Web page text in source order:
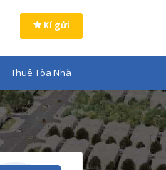
Kí gửi
Thuê Tòa Nhà